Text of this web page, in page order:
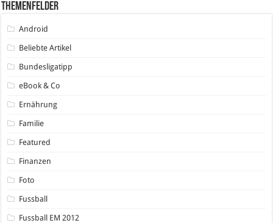
Themenfelder
Android
Beliebte Artikel
Bundesligatipp
eBook & Co
Ernährung
Familie
Featured
Finanzen
Foto
Fussball
Fussball EM 2012